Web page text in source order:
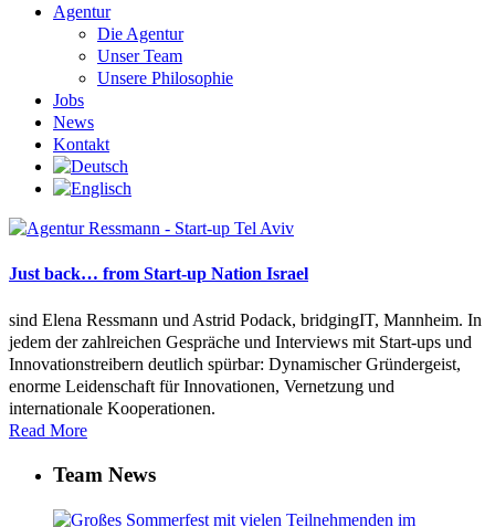
Agentur
Die Agentur
Unser Team
Unsere Philosophie
Jobs
News
Kontakt
Just back… from Start-up Nation Israel
sind Elena Ressmann und Astrid Podack, bridgingIT, Mannheim. In
jedem der zahlreichen Gespräche und Interviews mit Start-ups und
Innovationstreibern deutlich spürbar: Dynamischer Gründergeist,
enorme Leidenschaft für Innovationen, Vernetzung und
internationale Kooperationen.
Read More
Team News